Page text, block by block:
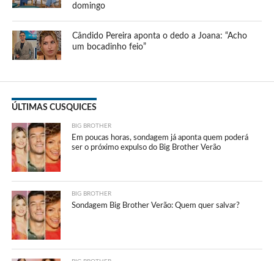
domingo
Cândido Pereira aponta o dedo a Joana: “Acho
um bocadinho feio”
ÚLTIMAS CUSQUICES
BIG BROTHER
Em poucas horas, sondagem já aponta quem poderá
ser o próximo expulso do Big Brother Verão
BIG BROTHER
Sondagem Big Brother Verão: Quem quer salvar?